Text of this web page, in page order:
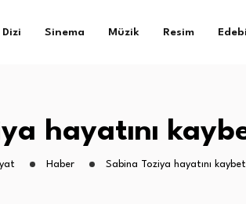
Dizi Sinema Müzik Resim
hayatını
Haber Sabina Toziya hayatını